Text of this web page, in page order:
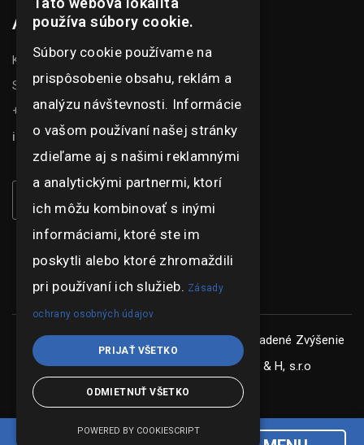
Adresa
Kasarenská 1504/51
Senica 905 01
+421 948 073 915
info@ghexpo.sk
Copyright © ghexpo 2026, všetky práva vyhradené Zvýšenie
konkurencieschopnosti spoločnosti G & H, s.r.o
používa súbory cookie.
Súbory cookie používame na
prispôsobenie obsahu, reklám a
analýzu návštevnosti. Informácie
o vašom používaní našej stránky
zdieľame aj s našimi reklamnými
a analytickými partnermi, ktorí
ich môžu kombinovať s inými
informáciami, ktoré ste im
poskytli alebo ktoré zhromaždili
pri používaní ich služieb. Zásady
ochrany osobných údajov
PRIJAŤ VŠETKO
ODMIETNUŤ VŠETKO
POWERED BY COOKIESCRIPT